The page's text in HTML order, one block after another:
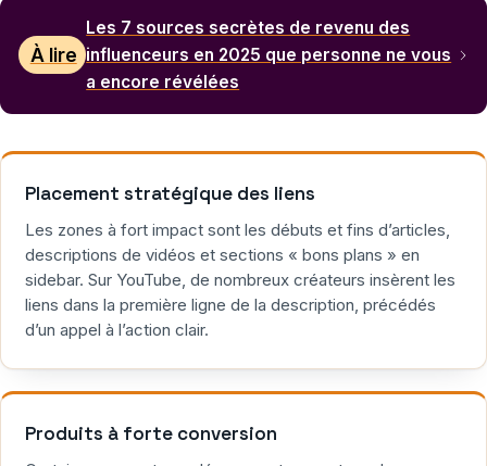
À lire
Les 7 sources secrètes de revenu des
influenceurs en 2025 que personne ne vous
a encore révélées
Placement stratégique des liens
Les zones à fort impact sont les débuts et fins d’articles,
descriptions de vidéos et sections « bons plans » en
sidebar. Sur YouTube, de nombreux créateurs insèrent les
liens dans la première ligne de la description, précédés
d’un appel à l’action clair.
Produits à forte conversion